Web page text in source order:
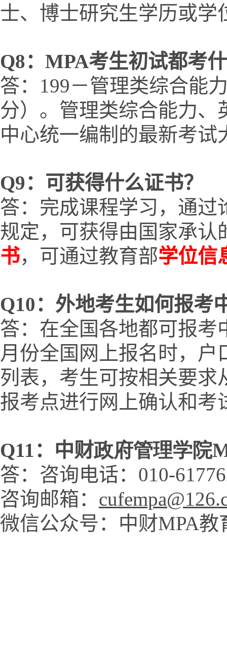
士、博士研究生学历或学
Q8：MPA考生初试都考
答：199－管理类综合能
分）。管理类综合能力
中心统一编制的最新考试
Q9：可获得什么证书？
答：完成课程学习，通过
规定，可获得由国家承认
书，可通过教育部学位信
Q10：外地考生如何报考
答：在全国各地都可报考
月份全国网上报名时，
列表，考生可按相关要
报考点进行网上确认和考
Q11：中财政府管理学院
答：咨询电话：010-
咨询邮箱：
微信公众号：中财MPA